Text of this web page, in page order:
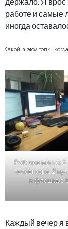
работе и самые
иногда
Какой в этом толк,
Рабочее место:
телевизора, 2
и флешка с
Каждый вечер я